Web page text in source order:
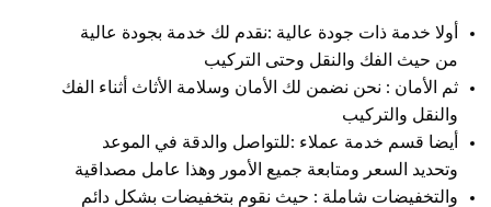
أولا خدمة ذات جودة عالية :نقدم لك خدمة بجودة عالية
من حيث الفك والنقل وحتى التركيب
ثم الأمان : نحن نضمن لك الأمان وسلامة الأثاث أثناء الفك
والنقل والتركيب
أيضا قسم خدمة عملاء :للتواصل والدقة في الموعد
وتحديد السعر ومتابعة جميع الأمور وهذا عامل مصداقية
والتخفيضات شاملة : حيث نقوم بتخفيضات بشكل دائم